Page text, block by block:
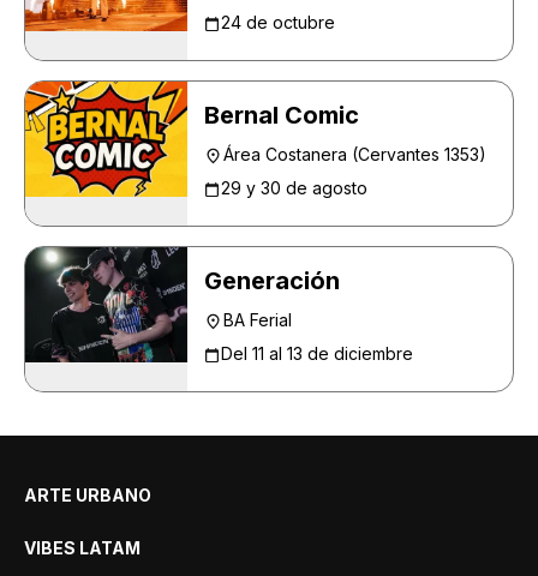
24 de octubre
Bernal Comic
Área Costanera (Cervantes 1353)
29 y 30 de agosto
Generación
BA Ferial
Del 11 al 13 de diciembre
ARTE URBANO
VIBES LATAM